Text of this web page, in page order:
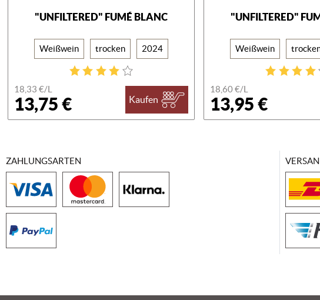
"UNFILTERED" FUMÉ BLANC
Weißwein trocken 2024
18,33 €/L
13,75 € Kaufen
"UNFILTERED"
Weißwein
18,60 €/L
13,95 €
ZAHLUNGSARTEN